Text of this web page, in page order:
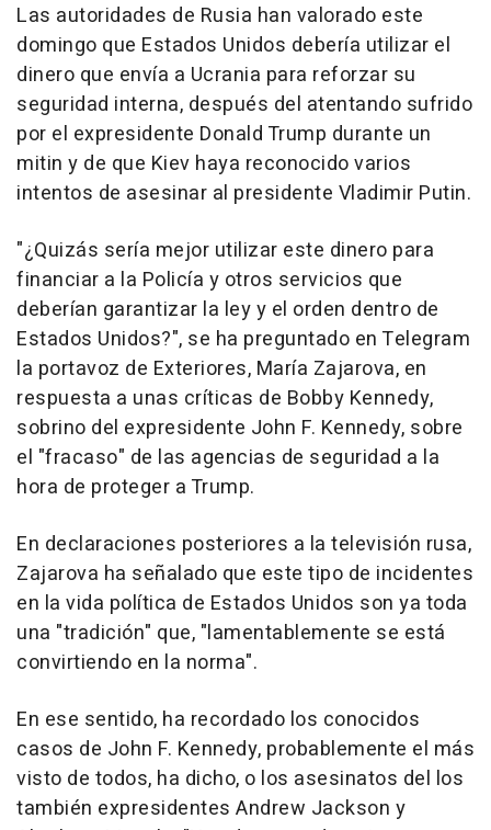
Las autoridades de Rusia han valorado este
domingo que Estados Unidos debería utilizar el
dinero que envía a Ucrania para reforzar su
seguridad interna, después del atentando sufrido
por el expresidente Donald Trump durante un
mitin y de que Kiev haya reconocido varios
intentos de asesinar al presidente Vladimir Putin.
"¿Quizás sería mejor utilizar este dinero para
financiar a la Policía y otros servicios que
deberían garantizar la ley y el orden dentro de
Estados Unidos?", se ha preguntado en Telegram
la portavoz de Exteriores, María Zajarova, en
respuesta a unas críticas de Bobby Kennedy,
sobrino del expresidente John F. Kennedy, sobre
el "fracaso" de las agencias de seguridad a la
hora de proteger a Trump.
En declaraciones posteriores a la televisión rusa,
Zajarova ha señalado que este tipo de incidentes
en la vida política de Estados Unidos son ya toda
una "tradición" que, "lamentablemente se está
convirtiendo en la norma".
En ese sentido, ha recordado los conocidos
casos de John F. Kennedy, probablemente el más
visto de todos, ha dicho, o los asesinatos del los
también expresidentes Andrew Jackson y